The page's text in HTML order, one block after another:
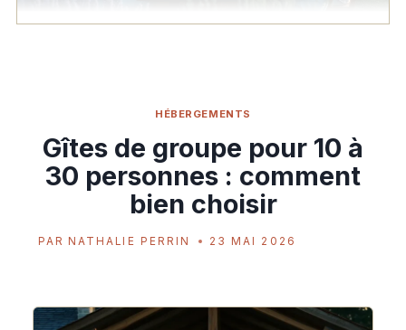
HÉBERGEMENTS
Gîtes de groupe pour 10 à
30 personnes : comment
bien choisir
PAR NATHALIE PERRIN 23 MAI 2026